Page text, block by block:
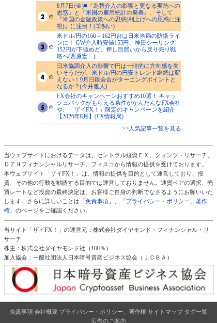
8月7日(金)■『為替介入の影響と更なる実施への
思惑』と『米国の雇用統計の発表』、そして
『米国の金融政策への思惑(利上げへの思惑に注
視)』に注目！(羊飼い)
米ドル/円の160～162円台は日米当局の防衛ライ
ンに！ GW介入時安値155円、神田シーリング
152円が下値めど、押し目買いから戻り売り戦
略へ(西原宏一)
日米協調介入の影響で円は一時的に方向感を失
いそうだが、米ドル/円の円安トレンド継続は変
えない！9月日銀会合がターニングポイントと
なるか？(今井雅人)
FX会社のキャンペーンおすすめ10選！ キャッ
シュバックがもらえる条件がかんたんなFX会社
や、「ザイFX！」限定のキャンペーンを紹介
【2026年8月】(FX情報局)
>>人気記事一覧を見る
当ウェブサイトにおけるデータは、セントラル短資ＦＸ、クォンツ・リサーチ、
ＤＺＨフィナンシャルリサーチ、フィスコから情報の提供を受けております。
本ウェブサイト「ザイFX！」は、情報の提供を目的として運営しており、投
資、その他の行動を勧誘する目的では運営しておりません。通貨ペアの選択、売
買レートなど投資の最終決定は、お客様ご自身の判断でなさるようにお願いいた
します。さらに詳しいことは 「免責事項」 、
「プライバシー・ポリシー、著作
権」 のページをご確認ください。
当サイト「ザイFX！」の運営元：株式会社ダイヤモンド・フィナンシャル・リ
サーチ
株主：株式会社ダイヤモンド社（100％）
加入協会：一般社団法人日本暗号資産ビジネス協会（ＪＣＢＡ）
免責事項 会社概要 プライバシー・ポリシー、著作権 サイトマップ タグ一覧
広告のご案内